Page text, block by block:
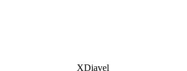
XDiavel